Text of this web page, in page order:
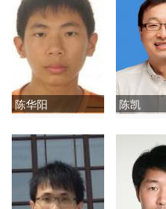
陈华阳 陈凯